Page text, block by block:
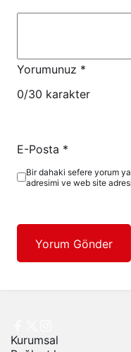
Yorumunuz *
0/30 karakter
E-Posta *
Bir dahaki sefere yorum
adresimi ve web site
Yorum Gönder
Kurumsal